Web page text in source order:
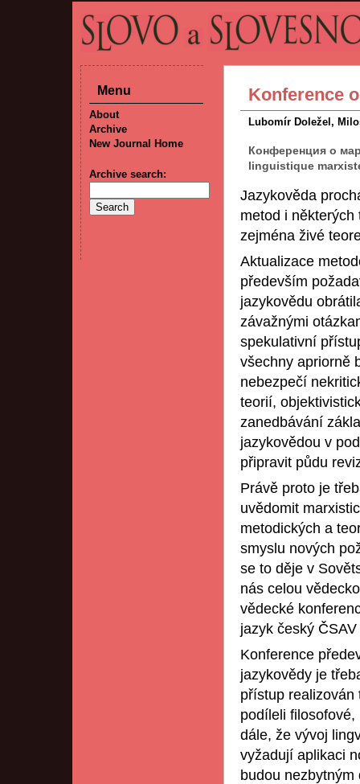
Konference
Lubomír Doležel,
Конференция о
linguistique
Jazykověda
metod i
zejména živé
Aktualizace
především
jazykovědu
závažnými
spekulativní
všechny apriorně
nebezpečí
teorií,
zanedbávání
jazykovědou v
připravit půdu
Právě proto je
uvědomit
metodických a
smyslu nových
se to děje v
nás celou
vědecké
jazyk český
Konference
jazykovědy je
přístup
podíleli
dále, že vývoj
vyžadují aplikaci
budou
Menu
About
Archive
New Journal Home
Archive search: